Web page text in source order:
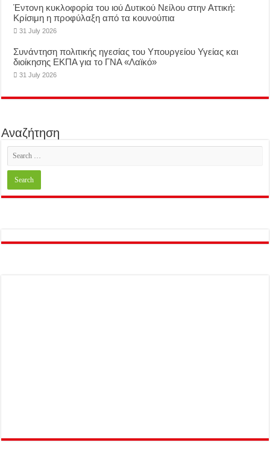
Έντονη κυκλοφορία του ιού Δυτικού Νείλου στην Αττική:
Κρίσιμη η προφύλαξη από τα κουνούπια
31 July 2026
Συνάντηση πολιτικής ηγεσίας του Υπουργείου Υγείας και
διοίκησης ΕΚΠΑ για το ΓΝΑ «Λαϊκό»
31 July 2026
Αναζήτηση